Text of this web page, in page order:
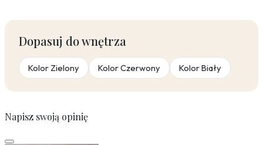
Dopasuj do wnętrza
Kolor Zielony Kolor Czerwony Kolor Biały
Napisz swoją opinię